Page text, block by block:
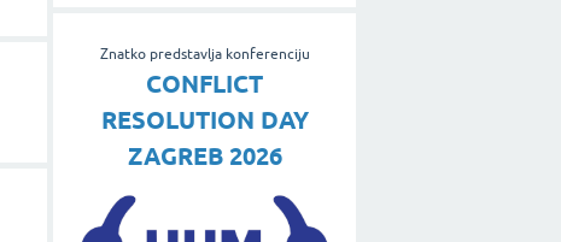
Znatko predstavlja konferenciju
CONFLICT
RESOLUTION DAY
ZAGREB 2026